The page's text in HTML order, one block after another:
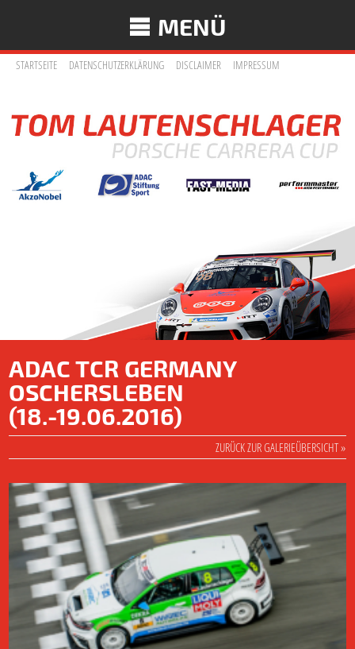
MENÜ
STARTSEITE DATENSCHUTZERKLÄRUNG DISCLAIMER IMPRESSUM
ADAC TCR GERMANY
OSCHERSLEBEN
(18.-19.06.2016)
ZURÜCK ZUR GALERIEÜBERSICHT »